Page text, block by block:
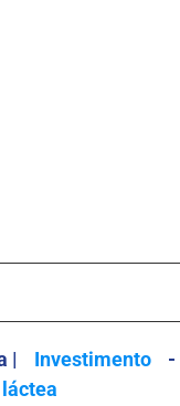
| Investimento -